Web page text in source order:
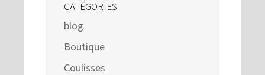
CATÉGORIES
blog
Boutique
Coulisses